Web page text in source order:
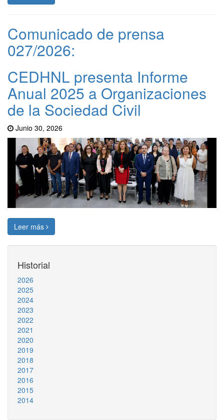
Comunicado de prensa
027/2026:
CEDHNL presenta Informe
Anual 2025 a Organizaciones
de la Sociedad Civil
Junio 30, 2026
Leer más
Historial
2026
2025
2024
2023
2022
2021
2020
2019
2018
2017
2016
2015
2014